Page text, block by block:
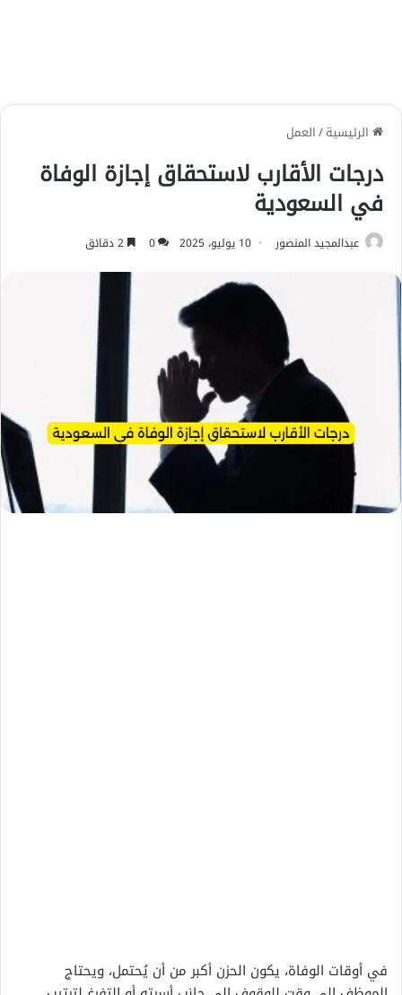
الرئيسية/العمل
درجات الأقارب لاستحقاق إجازة الوفاة
في السعودية
عبدالمجيد المنصور 10 يوليو، 2025 0
في أوقات الوفاة، يكون الحزن أكبر من أن يُحتمل، ويحتاج